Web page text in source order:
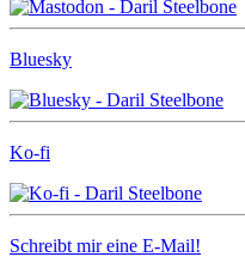
Bluesky
Ko-fi
Schreibt mir eine E-Mail!